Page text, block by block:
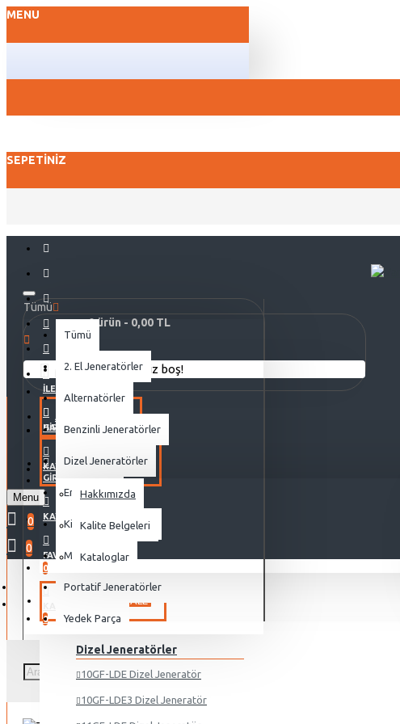
MENU
SEPETINIZ
İLETIŞIM
HAKKIMIZDA
GIRIŞ
KAYIT OL
FAVORILER
0
0
Tümü
Tümü
2. El Jeneratörler
Alternatörler
Benzinli Jeneratörler
Dizel Jeneratörler
Endüstriyel
Kiralık Jeneratörler
Motor
Portatif Jeneratörler
Yedek Parça
0 ürün - 0,00 TL
Alışveriş sepetiniz boş!
MENU
ANA SAYFA
KURUMSAL
Hakkımızda
Kalite Belgeleri
Kataloglar
SALE
Dizel Jeneratörler
10GF-LDE Dizel Jeneratör
10GF-LDE3 Dizel Jeneratör
GIRIŞ
KAYIT OL
Menu
0
0